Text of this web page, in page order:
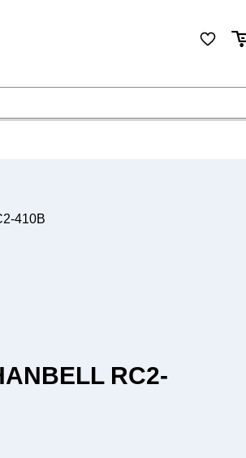
410B
RC2-